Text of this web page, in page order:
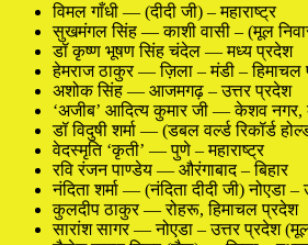
विमल गाँधी — (दीदी जी) – महाराष्ट्र
सुखमंगल सिंह — काशी वासी – (मूल
डॉ कृष्ण भूषण सिंह चंदेल — मध्य प्रदेश
हेमराज ठाकुर — ज़िला – मंडी – हिमाचल
अशोक सिंह — आजमगढ़ – उत्तर प्रदेश
‘अजीब’ आदित्य कुमार जी — केशव नगर,
डॉ विदुषी शर्मा — (डबल वर्ल्ड रिकॉर्ड
वेदस्मृति ‘कृती’ — पुणे – महाराष्ट्र
रवि रंजन पाण्डेय — औरंगाबाद – बिहार
नंदिता शर्मा — (नंदिता दीदी जी) नोएडा –
कुलदीप ठाकुर — रोहरू, हिमाचल प्रदेश
सारांश सागर — नोएडा – उत्तर प्रदेश (मूल